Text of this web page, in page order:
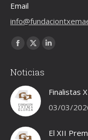
Email
Encuéntranos en:
Facebook
opens
in
new
window
X
opens
in
new
window
Linkedin
in
Noticias
Finalistas
03/03/
El XII